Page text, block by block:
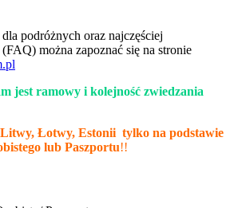
podróżnych oraz najczęściej
można zapoznać się na stronie
ramowy i kolejność zwiedzania
Łotwy, Estonii tylko na podstawie
lub Paszportu!!